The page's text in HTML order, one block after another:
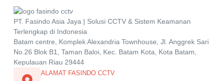
PT. Fasindo Asia Jaya | Solusi CCTV & Sistem Keamanan
Terlengkap di Indonesia
Batam centre, Komplek Alexandria Townhouse, Jl. Anggrek Sari
No.26 Blok B1, Taman Baloi, Kec. Batam Kota, Kota Batam,
Kepulauan Riau 29444
ALAMAT FASINDO CCTV